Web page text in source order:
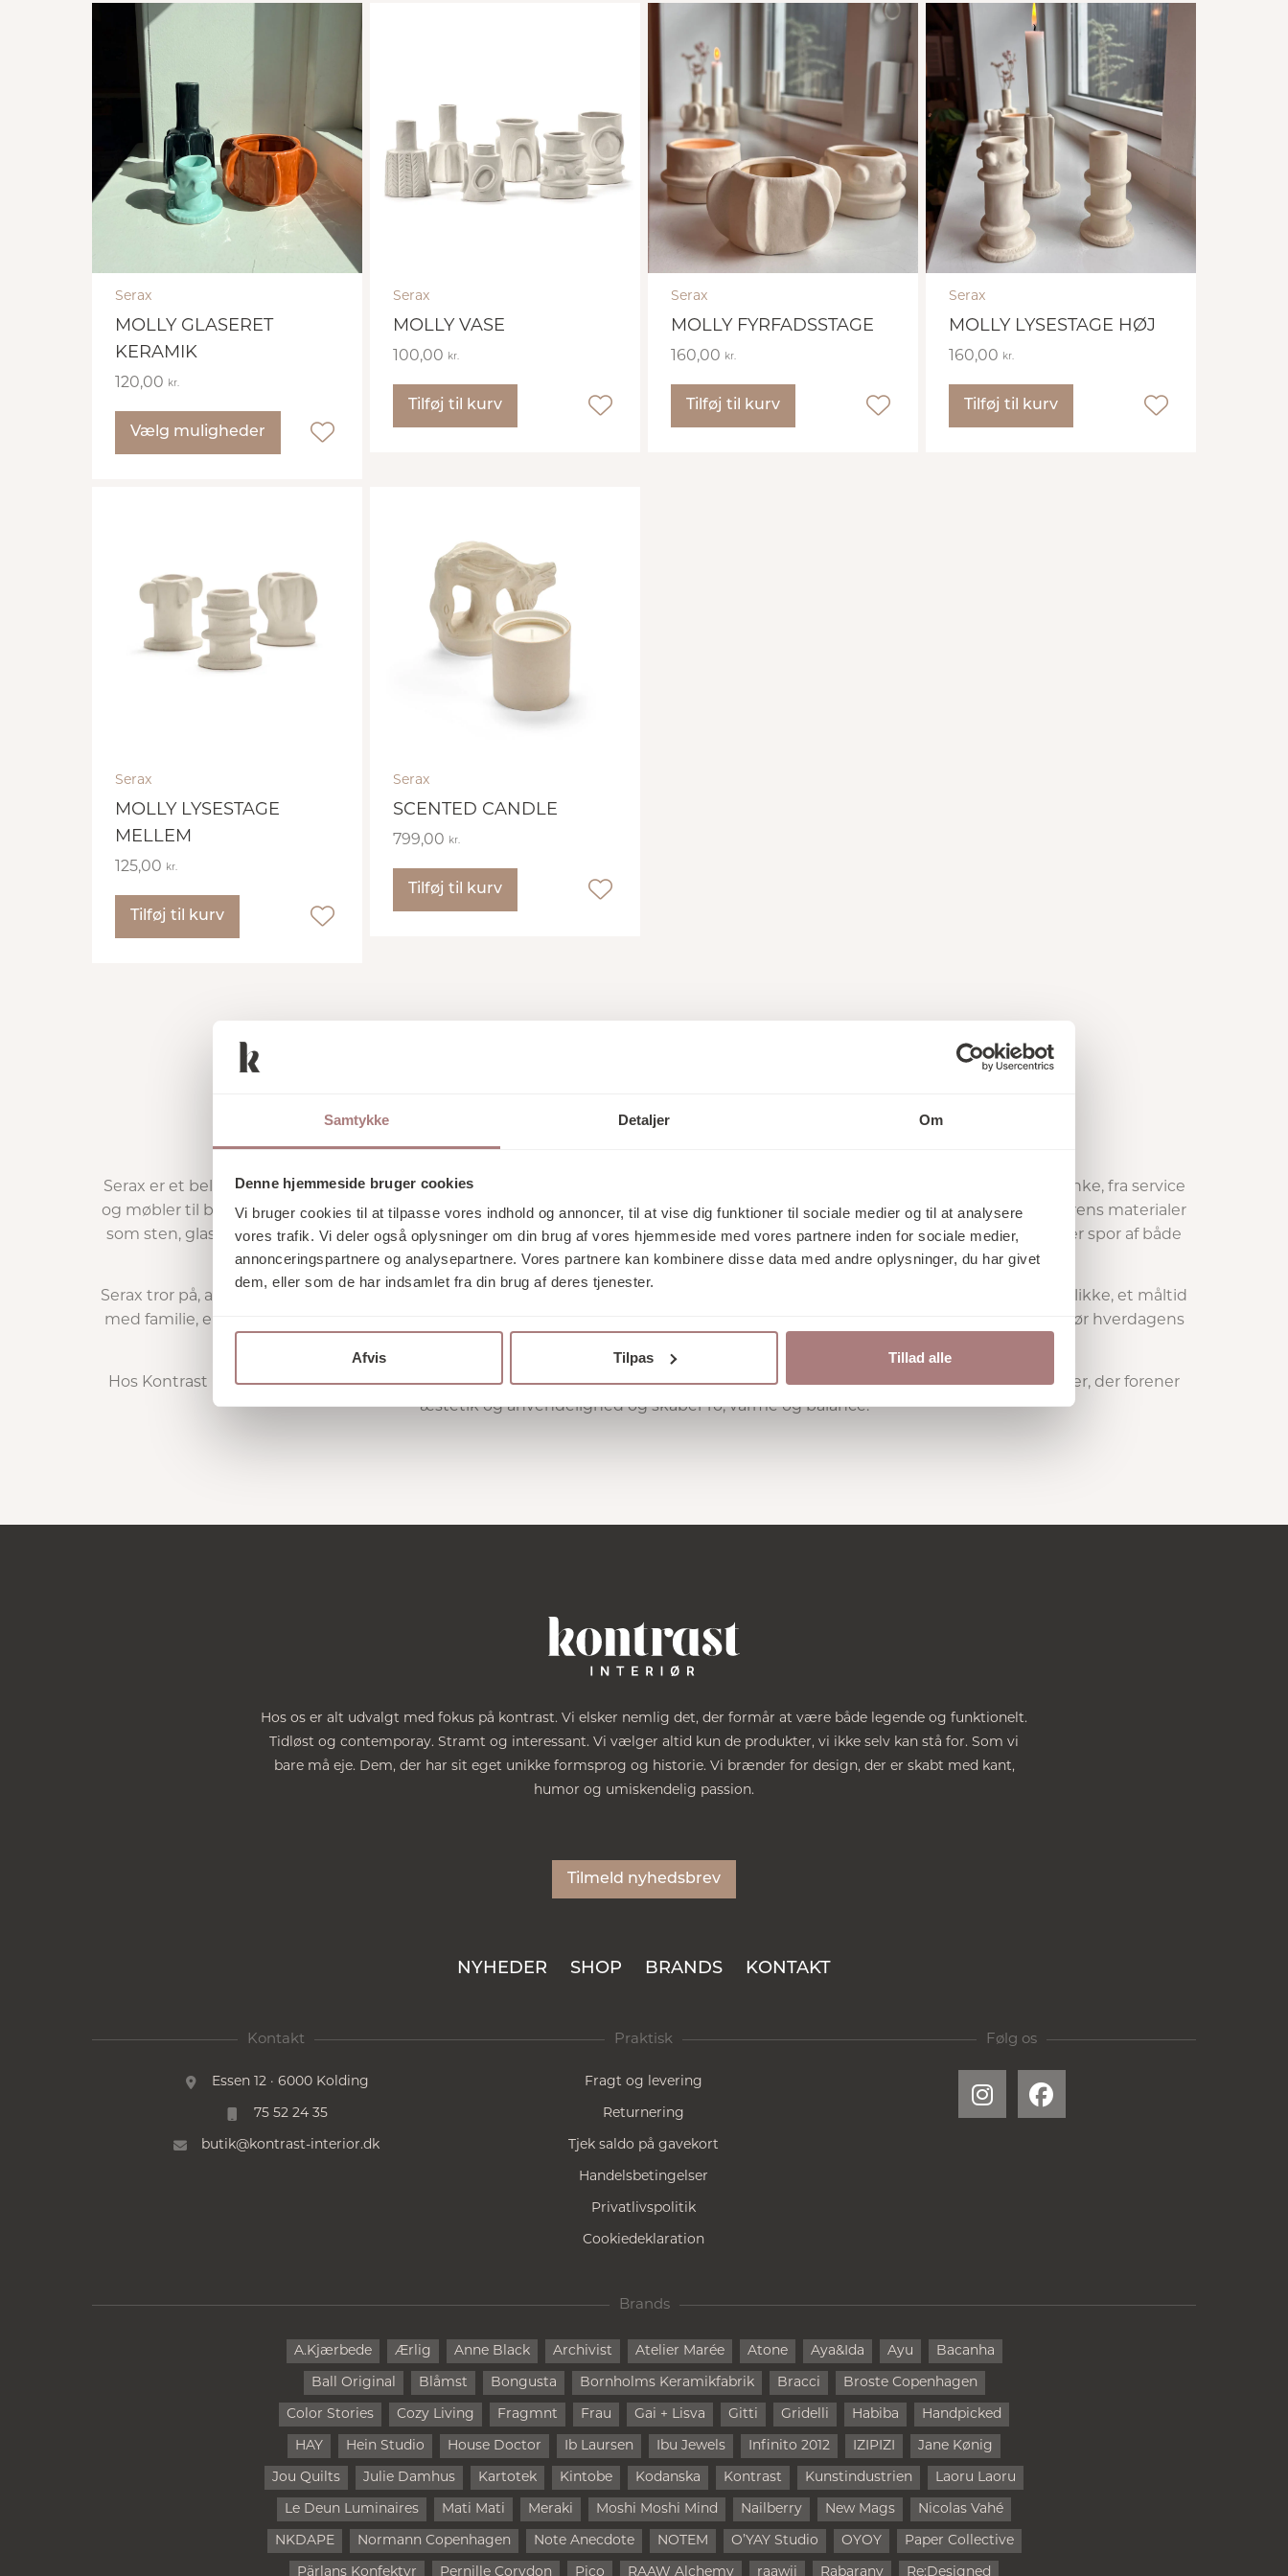
Samtykke Detaljer Om
Denne hjemmeside bruger cookies
Vi bruger cookies til at tilpasse vores indhold og annoncer, til at vise dig funktioner til sociale medier og til at analysere
vores trafik. Vi deler også oplysninger om din brug af vores hjemmeside med vores partnere inden for sociale medier,
annonceringspartnere og analysepartnere. Vores partnere kan kombinere disse data med andre oplysninger, du har givet
dem, eller som de har indsamlet fra din brug af deres tjenester.
Afvis Tilpas Tillad alle
Serax
MOLLY GLASERET
KERAMIK
120,00 kr.
Vælg muligheder
Serax
MOLLY VASE
100,00 kr.
Tilføj til kurv
Serax
MOLLY FYRFADSSTAGE
160,00 kr.
Tilføj til kurv
Serax
MOLLY LYSESTAGE HØJ
160,00 kr.
Tilføj til kurv
Serax
MOLLY LYSESTAGE
MELLEM
125,00 kr.
Tilføj til kurv
Serax
SCENTED CANDLE
799,00 kr.
Tilføj til kurv
Serax er et belgisk design brand, med passion for design, materialer og mennesker. Hos Serax er hvert objekt skabt med omtanke, fra service
og møbler til belysning og keramik. Alt er fremstillet af dygtige håndværkere over hele verden, der mestrer arbejdet med naturens materialer
som sten, glas, metal, ler og træ. Kombinationen af moderne formgivning og klassisk håndværk giver liv til produkter, der bærer spor af både
hænder og tanker. Design, der ikke kun er smuk, men også meningsfuldt.
Serax tror på, at design skal bringe varme, skønhed og nærvær til hverdagen. Deres kollektioner er skabt til at løfte de små øjeblikke, et måltid
med familie, en middag med venner eller en stille stund i hjemmet. Her mødes funktion og poesi i en harmonisk helhed, der gør hverdagens
Hos Kontrast Interiør finder du et udvalg af Serax’ mest ikoniske designs, alt fra karakterfuldt stel, vaser og lysestager. Produkter, der forener
æstetik og anvendelighed og skaber ro, varme og balance.
Hos os er alt udvalgt med fokus på kontrast. Vi elsker nemlig det, der formår at være både legende og funktionelt.
Tidløst og contemporay. Stramt og interessant. Vi vælger altid kun de produkter, vi ikke selv kan stå for. Som vi
bare må eje. Dem, der har sit eget unikke formsprog og historie. Vi brænder for design, der er skabt med kant,
humor og umiskendelig passion.
Tilmeld nyhedsbrev
NYHEDER SHOP BRANDS KONTAKT
Kontakt
Essen 12 · 6000 Kolding
75 52 24 35
butik@kontrast-interior.dk
Praktisk
Fragt og levering
Returnering
Tjek saldo på gavekort
Handelsbetingelser
Privatlivspolitik
Cookiedeklaration
Følg os
Brands
A.Kjærbede Ærlig Anne Black Archivist Atelier Marée Atone Aya&Ida Ayu Bacanha
Ball Original Blåmst Bongusta Bornholms Keramikfabrik Bracci Broste Copenhagen
Color Stories Cozy Living Fragmnt Frau Gai + Lisva Gitti Gridelli Habiba Handpicked
HAY Hein Studio House Doctor Ib Laursen Ibu Jewels Infinito 2012 IZIPIZI Jane Kønig
Jou Quilts Julie Damhus Kartotek Kintobe Kodanska Kontrast Kunstindustrien Laoru Laoru
Le Deun Luminaires Mati Mati Meraki Moshi Moshi Mind Nailberry New Mags Nicolas Vahé
NKDAPE Normann Copenhagen Note Anecdote NOTEM O’YAY Studio OYOY Paper Collective
Pärlans Konfektyr Pernille Corydon Pico RAAW Alchemy raawii Rabarany Re:Designed